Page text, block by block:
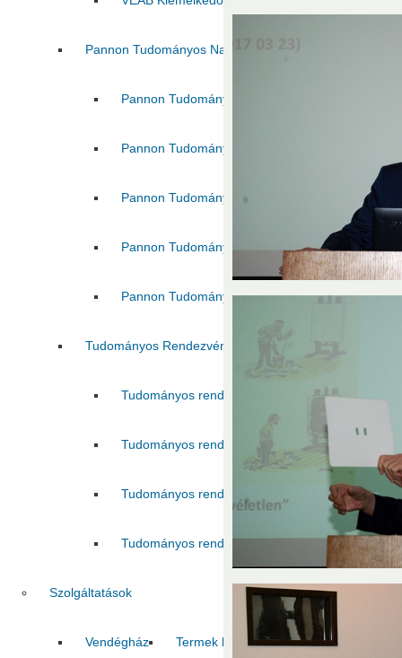
Pannon Tudományos Nap
Pannon Tudományos Nap 2016
Pannon Tudományos Nap 2018
Pannon Tudományos Nap 2021 Pannon
Pannon Tudományos Nap 2023 Pannon
Pannon Tudományos Nap 2025 Pannon
Tudományos Rendezvények Támogatása
Tudományos rendezvények támogatása 2017
Tudományos rendezvények támogatása 2021
Tudományos rendezvények támogatása 2024
Tudományos rendezvények támogatása 2026
Szolgáltatások
Vendégház Termek bérbeadása